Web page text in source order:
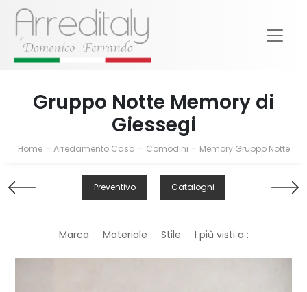
Gruppo Notte Memory di
Giessegi
Home- Arredamento Casa - Comodini - Memory Gruppo Notte
Preventivo Cataloghi
Marca Materiale Stile I più visti a :